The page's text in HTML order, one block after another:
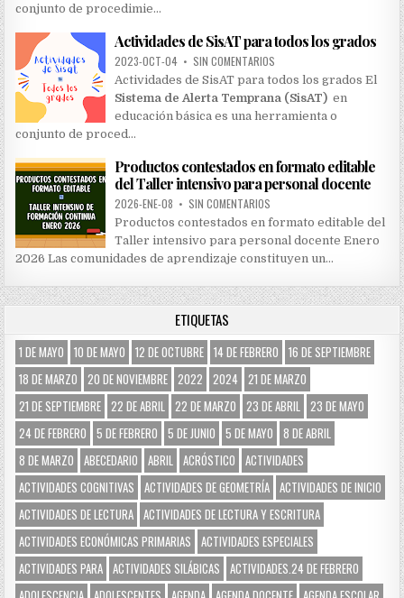
conjunto de procedimie…
Actividades de SisAT para todos los grados
2023-OCT-04 • SIN COMENTARIOS
Actividades de SisAT para todos los grados El
Sistema de Alerta Temprana (SisAT) en
educación básica es una herramienta o
conjunto de proced…
Productos contestados en formato editable
del Taller intensivo para personal docente
2026-ENE-08 • SIN COMENTARIOS
Productos contestados en formato editable del
Taller intensivo para personal docente Enero
2026 Las comunidades de aprendizaje constituyen un…
ETIQUETAS
1 DE MAYO 10 DE MAYO 12 DE OCTUBRE 14 DE FEBRERO
16 DE SEPTIEMBRE
18 DE MARZO
20 DE NOVIEMBRE 2022 2024
21 DE MARZO
21 DE SEPTIEMBRE 22 DE ABRIL 22 DE MARZO 23 DE ABRIL
23 DE MAYO
24 DE FEBRERO
5 DE FEBRERO 5 DE JUNIO 5 DE MAYO
8 DE ABRIL
8 DE MARZO
ABECEDARIO ABRIL ACRÓSTICO
ACTIVIDADES
ACTIVIDADES COGNITIVAS
ACTIVIDADES DE GEOMETRÍA ACTIVIDADES DE INICIO
ACTIVIDADES DE LECTURA ACTIVIDADES DE LECTURA Y ESCRITURA
ACTIVIDADES ECONÓMICAS PRIMARIAS
ACTIVIDADES ESPECIALES
ACTIVIDADES PARA ACTIVIDADES SILÁBICAS
ACTIVIDADES.24 DE FEBRERO